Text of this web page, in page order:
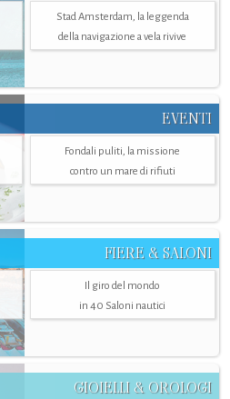
Stad Amsterdam, la leggenda
della navigazione a vela rivive
EVENTI
Fondali puliti, la missione
contro un mare di rifiuti
FIERE & SALONI
Il giro del mondo
in 40 Saloni nautici
GIOIELLI & OROLOGI